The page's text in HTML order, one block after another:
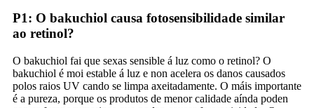
P1: O bakuchiol causa fotosensibilidade similar
ao retinol?
O bakuchiol fai que sexas sensible á luz como o retinol? O
bakuchiol é moi estable á luz e non acelera os danos causados ​​
polos raios UV cando se limpa axeitadamente. O máis importante
é a pureza, porque os produtos de menor calidade aínda poden